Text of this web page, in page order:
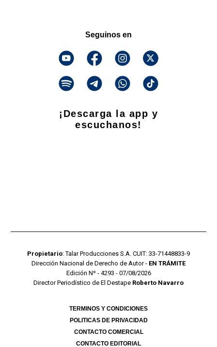
Seguinos en
¡Descarga la app y
escuchanos!
Propietario: Talar Producciones S.A. CUIT: 33-71448833-9
Dirección Nacional de Derecho de Autor - EN TRÁMITE
Edición Nº - 4293 - 07/08/2026
Director Periodístico de El Destape Roberto Navarro
TERMINOS Y CONDICIONES
POLITICAS DE PRIVACIDAD
CONTACTO COMERCIAL
CONTACTO EDITORIAL